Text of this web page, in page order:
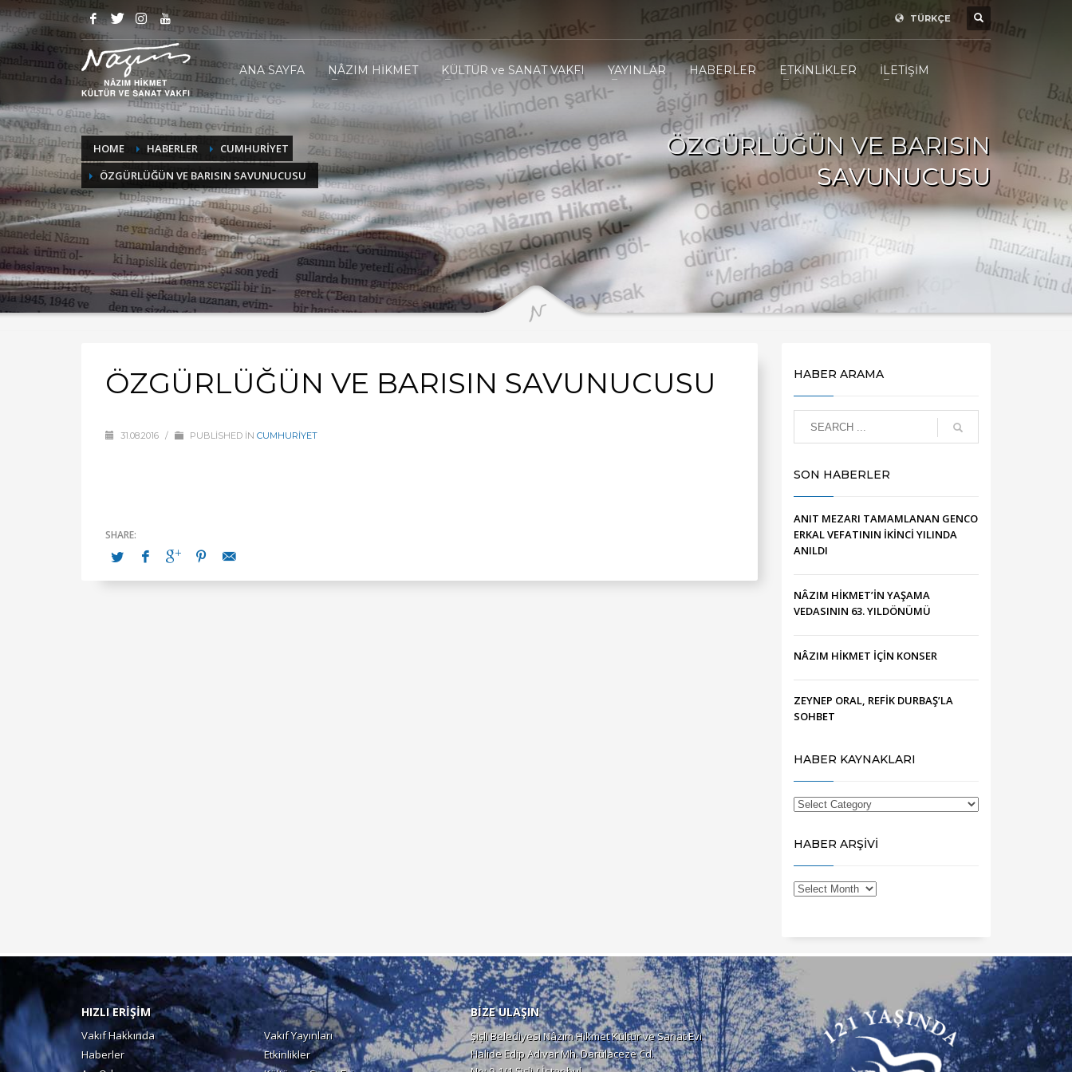
TÜRKÇE
ANA SAYFA NÂZIM HİKMET KÜLTÜR ve SANAT VAKFI YAYINLAR HABERLER ETKİNLİKLER İLETİŞİM
HOME HABERLER
CUMHURİYET
ÖZGÜRLÜĞÜN VE BARISIN SAVUNUCUSU
ÖZGÜRLÜĞÜN VE BARISIN
SAVUNUCUSU
ÖZGÜRLÜĞÜN VE BARISIN SAVUNUCUSU
31.08.2016 / PUBLISHED IN CUMHURİYET
HABER ARAMA
SON HABERLER
ANIT MEZARI TAMAMLANAN GENCO
ERKAL VEFATININ İKİNCİ YILINDA
ANILDI
NÂZIM HİKMET’İN YAŞAMA
VEDASININ 63. YILDÖNÜMÜ
NÂZIM HİKMET İÇİN KONSER
ZEYNEP ORAL, REFİK DURBAŞ’LA
SOHBET
HABER KAYNAKLARI
HABER ARŞİVİ
HIZLI ERİŞİM
Vakıf Hakkında
Vakıf Yayınları
Haberler
Etkinlikler
BİZE ULAŞIN
Şişli Belediyesi Nâzım Hikmet Kültür ve Sanat Evi
Halide Edip Adıvar Mh. Darülaceze Cd.